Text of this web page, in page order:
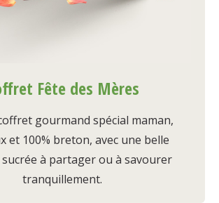
Fête des Mères
gourmand spécial maman,
et 100% breton, avec une belle
à partager ou à savourer
tranquillement.